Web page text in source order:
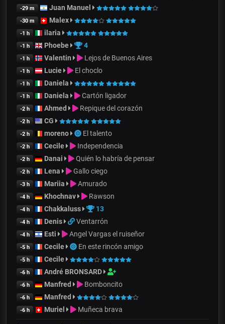
-29 m Juan Manuel
-30 m Malex
-1 h ilaria
-1 h Phoebe 4
-1 h Valentin Lejos de Buenos Aires
-1 h Lucie El choclo
-1 h Daniela
-1 h Daniela Cartón ligador
-2 h Ahmed Repique del corazón
-2 h CG
-2 h moreno El talento
-2 h Cecile Independencia
-2 h Danai Quién lo habría de pensar
-2 h Lena Gallo ciego
-3 h Mariia Amurado
-4 h Khochnav Rawson
-4 h Chakkaluss 13
-4 h Denis Ventarrón
-4 h Esti Angel Vargas el ruiseñor
-5 h Cecile En este rincón amigo
-5 h Cecile
-6 h André BRONSARD
-6 h Manfred Bomboncito
-6 h Manfred
-6 h Muriel Muñeca brava